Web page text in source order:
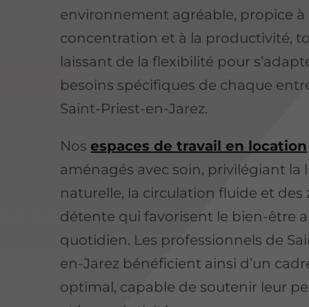
environnement agréable, propice à
concentration et à la productivité,
laissant de la flexibilité pour
besoins spécifiques de chaque
Saint-Priest-en-Jarez.
Nosespaces de travail en location
aménagés avec soin, privilégiant la
naturelle, la circulation fluide et des
détente qui favorisent le bien-être
quotidien. Les professionnels de
en-Jarez bénéficient ainsi d’un
optimal, capable de soutenir leur